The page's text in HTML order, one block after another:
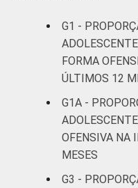
FAIXA ETÁRIA
DA CRIANÇA
OU DO
G1 -
FORMA
ÚLTIMOS 12
G1A -
OFENSIVA NA
MESES
G3 -